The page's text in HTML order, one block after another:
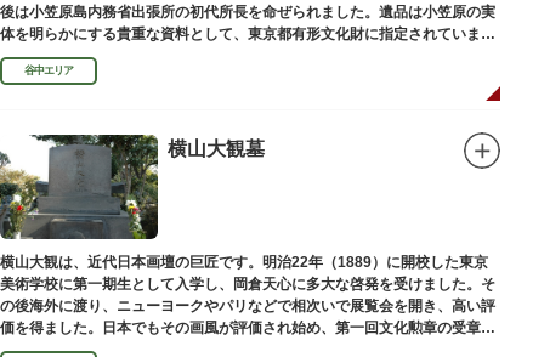
後は小笠原島内務省出張所の初代所長を命ぜられました。遺品は小笠原の実
体を明らかにする貴重な資料として、東京都有形文化財に指定されていま
す。お墓は谷中霊園にあります。
谷中エリア
横山大観墓
横山大観は、近代日本画壇の巨匠です。明治22年（1889）に開校した東京
美術学校に第一期生として入学し、岡倉天心に多大な啓発を受けました。そ
の後海外に渡り、ニューヨークやパリなどで相次いで展覧会を開き、高い評
価を得ました。日本でもその画風が評価され始め、第一回文化勲章の受章者
となりました。お墓は谷中霊園にあります。